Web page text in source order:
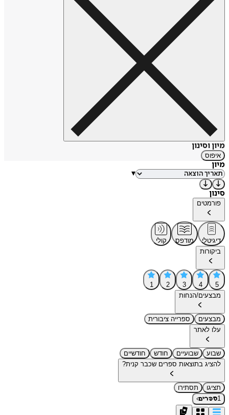
מיון וסינון
איפוס
מיון
▾
סינון
פורמטים
דיגיטלי מודפס
קולי
ביקורות
5
4
3
2
1
מבצעים/הנחות
מבצעים
ספרייה ציבורית
עלו לאתר
שבוע שבועיים חודש
חודשיים
להציג בתוצאות ספרים שכבר קנית?
תציגו
תסתירו
1ספרים›